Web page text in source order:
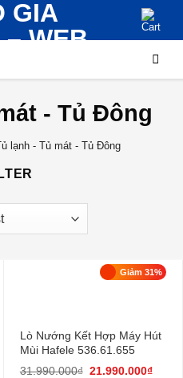
- Tủ Đông
lạnh - Tủ mát - Tủ Đông
Giảm 31%
Lò Nướng Kết Hợp Máy Hút
Mùi Hafele 536.61.655
31.990.000₫ 21.990.000₫